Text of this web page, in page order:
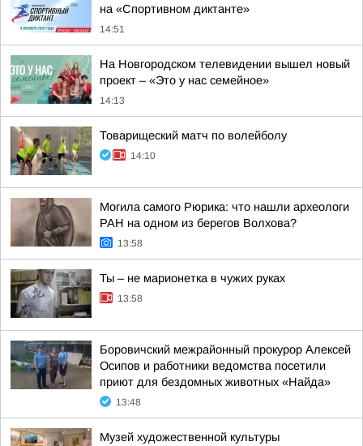
на «Спортивном диктанте»
14:51
На Новгородском телевидении вышел новый
проект – «Это у нас семейное»
14:13
Товарищеский матч по волейболу
14:10
Могила самого Рюрика: что нашли археологи
РАН на одном из берегов Волхова?
13:58
Ты – не марионетка в чужих руках
13:58
Боровичский межрайонный прокурор Алексей
Осипов и работники ведомства посетили
приют для бездомных животных «Найда»
13:48
Музей художественной культуры